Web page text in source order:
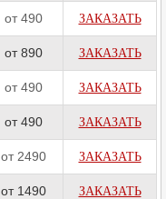
от 490 ЗАКАЗАТЬ
от 890 ЗАКАЗАТЬ
от 490 ЗАКАЗАТЬ
от 490 ЗАКАЗАТЬ
от 2490 ЗАКАЗАТЬ
от 1490 ЗАКАЗАТЬ